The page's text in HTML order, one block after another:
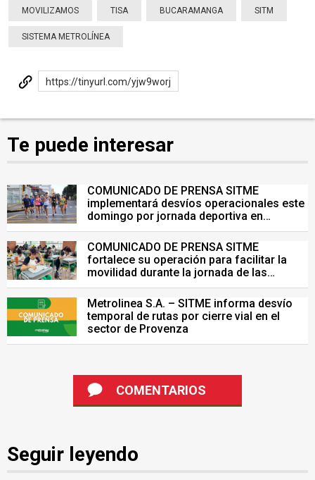
MOVILIZAMOS TISA BUCARAMANGA SITM
SISTEMA METROLÍNEA
https://tinyurl.com/yjw9worj
Te puede interesar
COMUNICADO DE PRENSA SITME
implementará desvíos operacionales este
domingo por jornada deportiva en
Bucaramanga
COMUNICADO DE PRENSA SITME
fortalece su operación para facilitar la
movilidad durante la jornada de las
Pruebas Saber del 26 de julio
Metrolinea S.A. – SITME informa desvío
temporal de rutas por cierre vial en el
sector de Provenza
COMENTARIOS
Seguir leyendo